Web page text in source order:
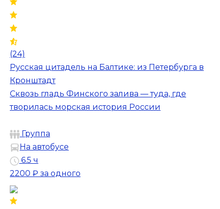
(24)
Русская цитадель на Балтике: из Петербурга в
Кронштадт
Сквозь гладь Финского залива — туда, где
творилась морская история России
Группа
На автобусе
6.5 ч
2200 ₽ за одного